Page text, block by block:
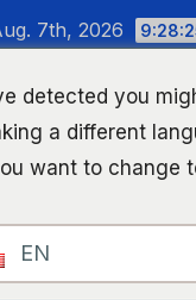
7th, 2026
Bad
für Bad
detected you
a different
want to change
EN